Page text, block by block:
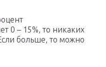
0 – 15%, то никаких
больше, то можно